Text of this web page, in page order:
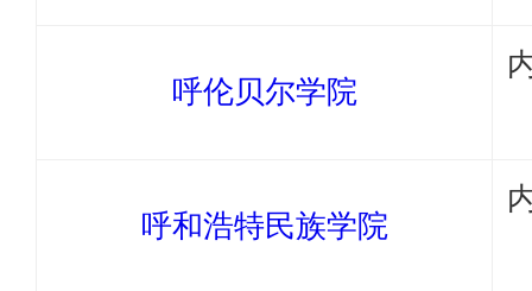
呼伦贝尔学院
呼和浩特民族学院